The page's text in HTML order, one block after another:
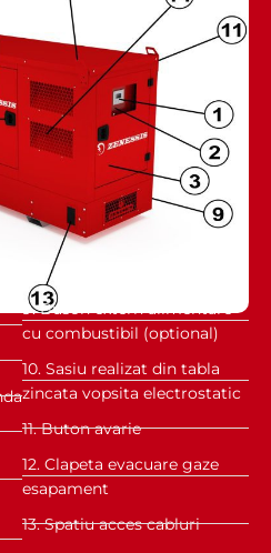
9. Buson extern alimentare
cu combustibil (optional)
10. Sasiu realizat din tabla
zincata vopsita electrostatic
11. Buton avarie
12. Clapeta evacuare gaze
esapament
13. Spatiu acces cabluri